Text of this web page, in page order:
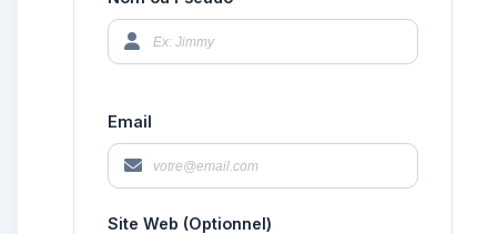
Email
Site Web (Optionnel)